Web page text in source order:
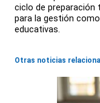
ciclo de preparación
para la gestión
educativas.
Otras noticias